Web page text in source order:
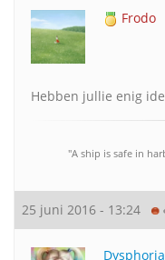
Frodo
Hebben jullie enig
"A ship is safe in
25 juni 2016 - 13:24
Dysphoria